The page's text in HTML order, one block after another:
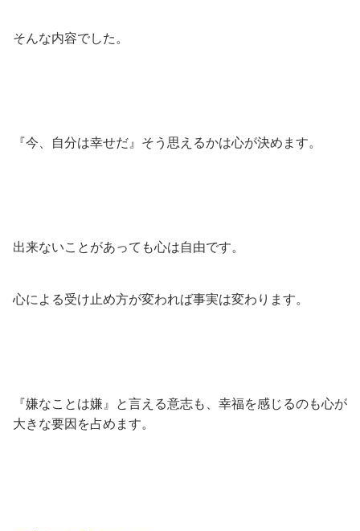
そんな内容でした。
『今、自分は幸せだ』そう思えるかは心が決めます。
出来ないことがあっても心は自由です。
心による受け止め方が変われば事実は変わります。
『嫌なことは嫌』と言える意志も、幸福を感じるのも心が
大きな要因を占めます。